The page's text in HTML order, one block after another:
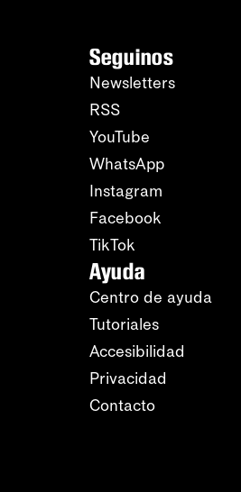
Seguinos
Newsletters
RSS
YouTube
WhatsApp
Instagram
Facebook
TikTok
Ayuda
Centro de ayuda
Tutoriales
Accesibilidad
Privacidad
Contacto